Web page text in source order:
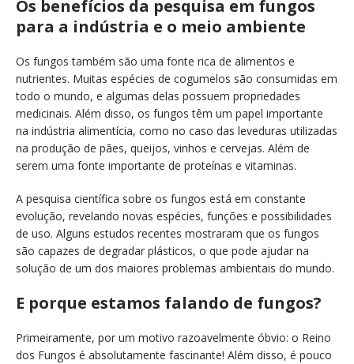
Os benefícios da pesquisa em fungos
para a indústria e o meio ambiente
Os fungos também são uma fonte rica de alimentos e
nutrientes. Muitas espécies de cogumelos são consumidas em
todo o mundo, e algumas delas possuem propriedades
medicinais. Além disso, os fungos têm um papel importante
na indústria alimentícia, como no caso das leveduras utilizadas
na produção de pães, queijos, vinhos e cervejas. Além de
serem uma fonte importante de proteínas e vitaminas.
A pesquisa científica sobre os fungos está em constante
evolução, revelando novas espécies, funções e possibilidades
de uso. Alguns estudos recentes mostraram que os fungos
são capazes de degradar plásticos, o que pode ajudar na
solução de um dos maiores problemas ambientais do mundo.
E porque estamos falando de fungos?
Primeiramente, por um motivo razoavelmente óbvio: o Reino
dos Fungos é absolutamente fascinante! Além disso, é pouco